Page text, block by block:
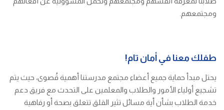
ومجتمعهم.
طفلك معنا في أمان تام!
يحتل مبدأ حماية جميع أعضاء مجتمع مدرستنا أهمية قُصوى، حيث يتم
تشجيع أولياء الأمور والطلاب والمعلمين على التحدث مع فريق دعم
خدمة الطلاب بشأن أية مسائل تثير القلق تتعلق بصحة أو رفاهية